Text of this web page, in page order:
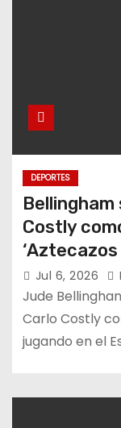
DEPORTES
Costly
‘Aztecazos
Jul 6, 2026
Jude
Carlo Costly
jugando en el